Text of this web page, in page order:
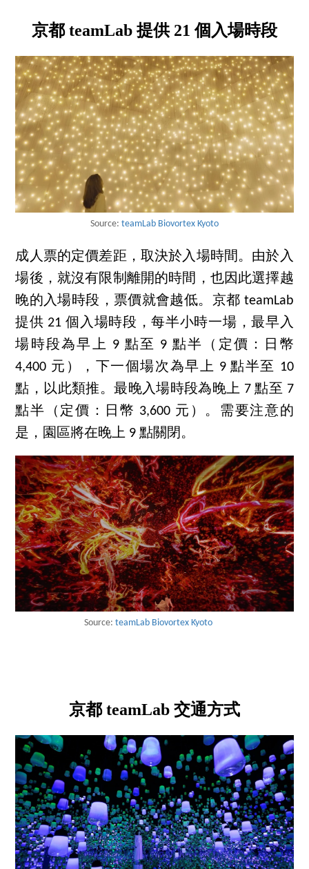
京都 teamLab 提供 21 個入場時段
Source: teamLab Biovortex Kyoto
成人票的定價差距，取決於入場時間。由於入
場後，就沒有限制離開的時間，也因此選擇越
晚的入場時段，票價就會越低。京都 teamLab
提供 21 個入場時段，每半小時一場，最早入
場時段為早上 9 點至 9 點半（定價：日幣
4,400 元），下一個場次為早上 9 點半至 10
點，以此類推。最晚入場時段為晚上 7 點至 7
點半（定價：日幣 3,600 元）。需要注意的
是，園區將在晚上 9 點關閉。
Source: teamLab Biovortex Kyoto
京都 teamLab 交通方式